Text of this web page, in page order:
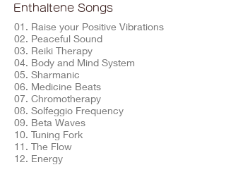
Enthaltene Songs
01. Raise your Positive Vibrations
02. Peaceful Sound
03. Reiki Therapy
04. Body and Mind System
05. Sharmanic
06. Medicine Beats
07. Chromotherapy
08. Solfeggio Frequency
09. Beta Waves
10. Tuning Fork
11. The Flow
12. Energy